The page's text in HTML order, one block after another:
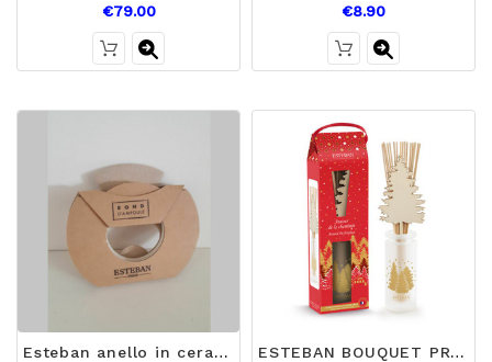
€79.00
€8.90
Esteban anello in ceramica da profumare misura piccola
ESTEBAN BOUQUET PROFUMATO INTORNO AL CAMINO